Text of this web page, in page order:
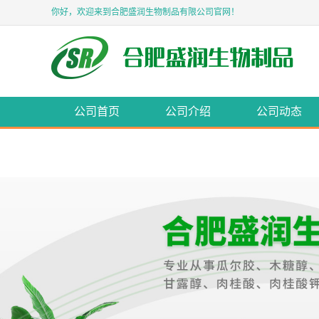
你好，欢迎来到合肥盛润生物制品有限公司官网！
公司首页 公司介绍 公司动态